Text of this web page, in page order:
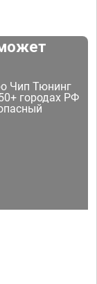
Чип Тюнинг
городах РФ